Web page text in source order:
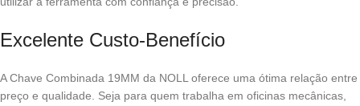
Excelente Custo-Benefício
A Chave Combinada 19MM da NOLL oferece uma ótima relação entre
preço e qualidade. Seja para quem trabalha em oficinas mecânicas,